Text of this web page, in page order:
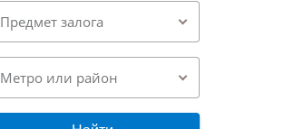
Предмет залога
Метро или район